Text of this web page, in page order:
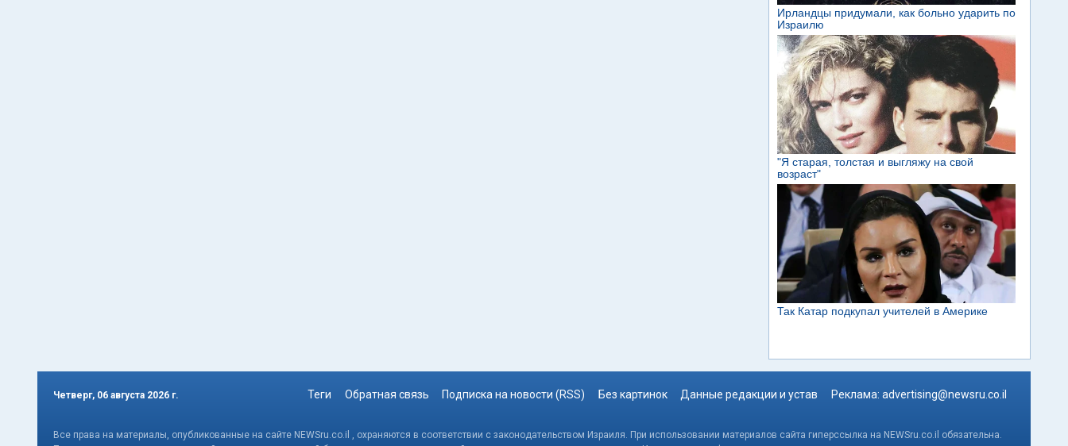
Четверг, 06 августа 2026 г. Теги Обратная связь Подписка на новости (RSS) Без картинок Данные редакции и устав Реклама: advertising@newsru.co.il
Все права на материалы, опубликованные на сайте NEWSru.co.il , охраняются в соответствии с законодательством Израиля. При использовании материалов сайта гиперссылка на NEWSru.co.il обязательна.